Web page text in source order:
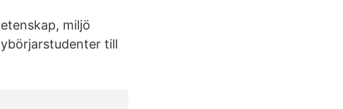
miljö
till